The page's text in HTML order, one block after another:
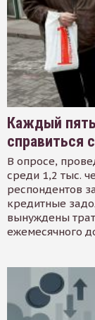
Каждый
справиться
В опросе,
среди 1,2 тыс.
респондентов
кредитные
вынуждены
ежемесячного